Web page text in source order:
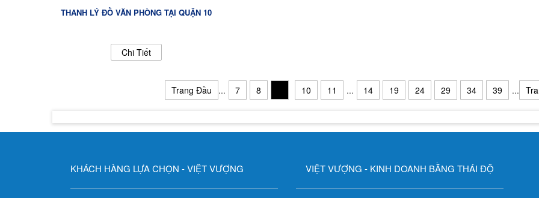
THANH LÝ ĐỒ VĂN PHÒNG TẠI QUẬN 10
Chi Tiết
Trang Đầu ... 7 8 10 11 ... 14 19 24 29 34 39 ...
KHÁCH HÀNG LỰA CHỌN - VIỆT VƯỢNG VIỆT VƯỢNG - KINH DOANH BẰNG THÁI ĐỘ